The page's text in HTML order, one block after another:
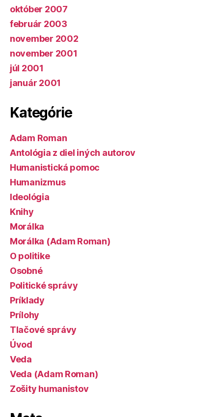
október 2007
február 2003
november 2002
november 2001
júl 2001
január 2001
Kategórie
Adam Roman
Antológia z diel iných autorov
Humanistická pomoc
Humanizmus
Ideológia
Knihy
Morálka
Morálka (Adam Roman)
O politike
Osobné
Politické správy
Príklady
Prílohy
Tlačové správy
Úvod
Veda
Veda (Adam Roman)
Zošity humanistov